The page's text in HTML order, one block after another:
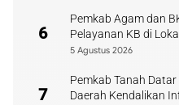
6
Pemkab Agam dan
Pelayanan KB di
5 Agustus 2026
7
Pemkab Tanah
Daerah Kendalikan